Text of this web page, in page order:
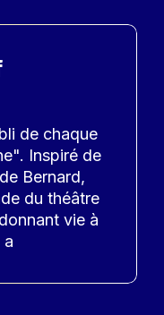
de chaque
Inspiré de
Bernard,
du théâtre
vie à
a